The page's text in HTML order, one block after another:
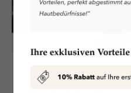
ÜBER UNS